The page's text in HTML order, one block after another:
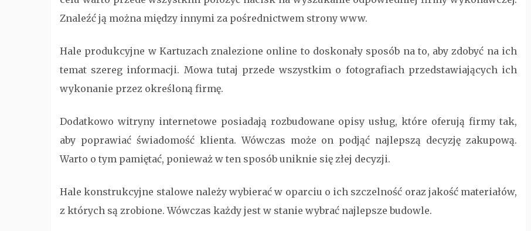
Znaleźć ją można między innymi za pośrednictwem strony www.
Hale produkcyjne w Kartuzach znalezione online to doskonały sposób na to, aby zdobyć na ich
temat szereg informacji. Mowa tutaj przede wszystkim o fotografiach przedstawiających ich
wykonanie przez określoną firmę.
Dodatkowo witryny internetowe posiadają rozbudowane opisy usług, które oferują firmy tak,
aby poprawiać świadomość klienta. Wówczas może on podjąć najlepszą decyzję zakupową.
Warto o tym pamiętać, ponieważ w ten sposób uniknie się złej decyzji.
Hale konstrukcyjne stalowe należy wybierać w oparciu o ich szczelność oraz jakość materiałów,
z których są zrobione. Wówczas każdy jest w stanie wybrać najlepsze budowle.